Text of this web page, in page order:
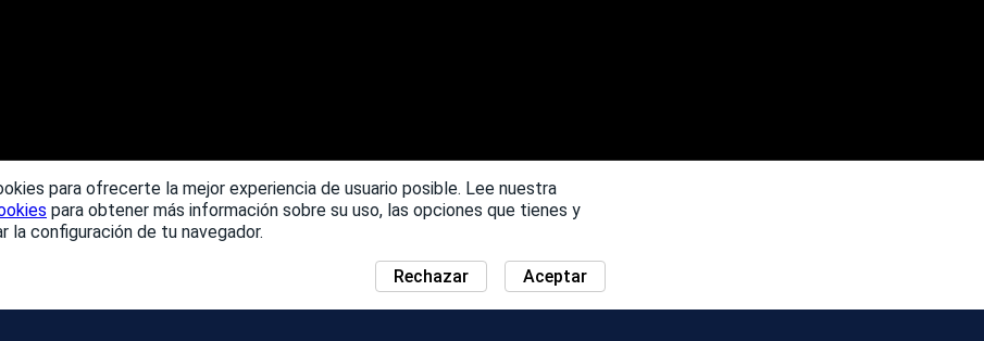
para ofrecerte la mejor experiencia de usuario posible. Lee nuestra
para obtener más información sobre su uso, las opciones que tienes y
la configuración de tu navegador.
Aceptar
Rechazar